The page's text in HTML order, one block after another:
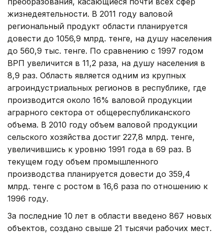
жизнедеятельности. В 2011 году валовой
региональный продукт области планируется
довести до 1056,9 млрд. тенге, на душу населения
до 560,9 тыс. тенге. По сравнению с 1997 годом
ВРП увеличится в 11,2 раза, на душу населения в
8,9 раз. Область является одним из крупных
агроиндустриальных регионов в республике, где
производится около 16% валовой продукции
аграрного сектора от общереспубликанского
объема. В 2010 году объем валовой продукции
сельского хозяйства достиг 227,8 млрд. тенге,
увеличившись к уровню 1991 года в 69 раз. В
текущем году объем промышленного
производства планируется довести до 359,4
млрд. тенге с ростом в 16,6 раза по отношению к
1996 году.
За последние 10 лет в области введено 867 новых
объектов, создано свыше 21 тысячи рабочих мест.